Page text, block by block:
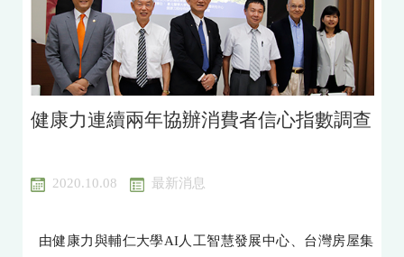
健康力連續兩年協辦消費者信心指數調查
2020.10.08 最新消息
由健康力與輔仁大學AI人工智慧發展中心、台灣房屋集